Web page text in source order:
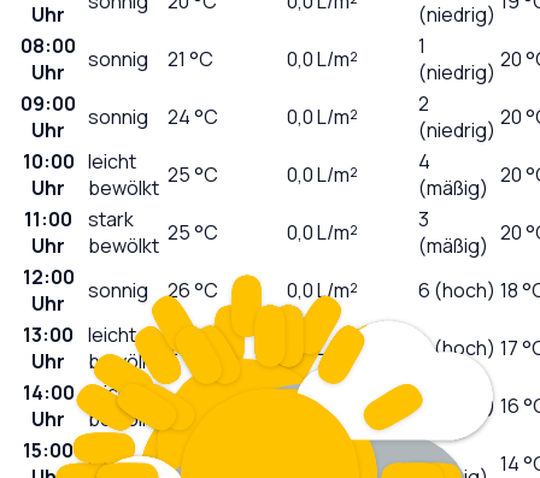
Uhr
(niedrig)
08:00
Uhr
sonnig 21 °C 0,0L/m²
1
(niedrig) 20
09:00
Uhr
sonnig 24°C 0,0L/m²
2
(niedrig) 20
10:00
Uhr
leicht
bewölkt 25°C 0,0L/m²
4
(mäßig) 20
11:00
Uhr
stark
bewölkt 25°C 0,0L/m²
3
(mäßig) 20
12:00
Uhr
sonnig 26°C 0,0L/m² 6 (hoch) 18
13:00
Uhr
leicht
bewölkt
26 0,0 L/m² 6 (hoch) 17
14:00
Uhr
leicht
bewölkt
0,0L/m² 6 (hoch) 16
15:00 wolkig 27 14